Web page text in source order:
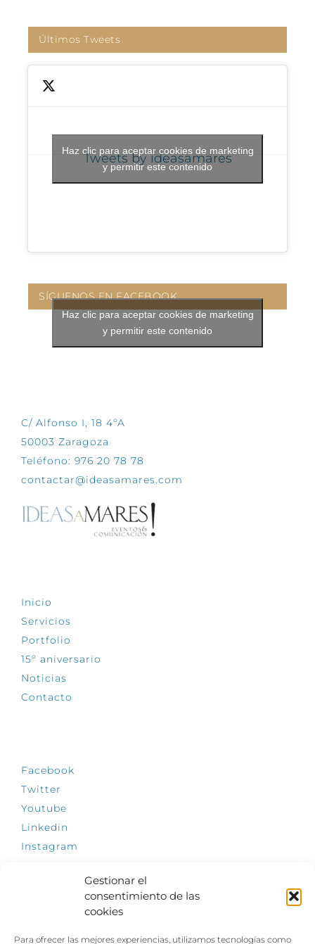
Gestionar el
consentimiento de las
cookies
Para ofrecer las mejores experiencias, utilizamos tecnologías como
Últimos Tweets
Tweets by ideasamares
Haz clic para aceptar cookies de marketing
y permitir este contenido
SÍGUENOS EN FACEBOOK
Haz clic para aceptar cookies de marketing
y permitir este contenido
C/ Alfonso I, 18 4ºA
50003 Zaragoza
Teléfono: 976 20 78 78
contactar@ideasamares.com
Inicio
Servicios
Portfolio
15º aniversario
Noticias
Contacto
Facebook
Twitter
Youtube
Linkedin
Instagram